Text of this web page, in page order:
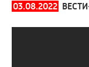
03.08.2022